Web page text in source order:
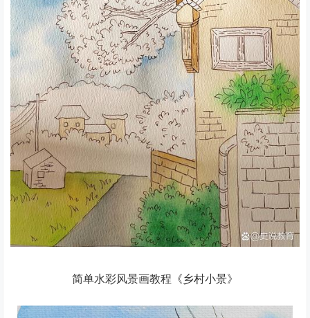
简单水彩风景画教程《乡村小景》